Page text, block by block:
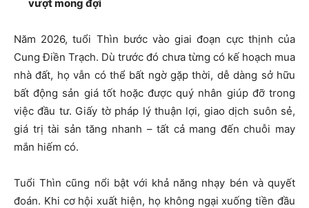
vượt mong đợi
Năm 2026, tuổi Thìn bước vào giai đoạn cực thịnh của
Cung Điền Trạch. Dù trước đó chưa từng có kế hoạch mua
nhà đất, họ vẫn có thể bất ngờ gặp thời, dễ dàng sở hữu
bất động sản giá tốt hoặc được quý nhân giúp đỡ trong
việc đầu tư. Giấy tờ pháp lý thuận lợi, giao dịch suôn sẻ,
giá trị tài sản tăng nhanh – tất cả mang đến chuỗi may
mắn hiếm có.
Tuổi Thìn cũng nổi bật với khả năng nhạy bén và quyết
đoán. Khi cơ hội xuất hiện, họ không ngại xuống tiền đầu